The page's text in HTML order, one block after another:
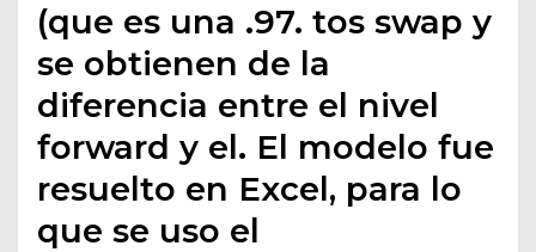
(que es una .97. tos swap y
se obtienen de la
diferencia entre el nivel
forward y el. El modelo fue
resuelto en Excel, para lo
que se uso el